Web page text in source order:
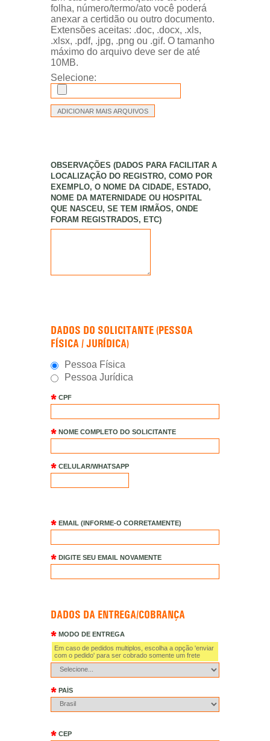
folha, número/termo/ato você poderá
anexar a certidão ou outro documento.
Extensões aceitas: .doc, .docx, .xls,
.xlsx, .pdf, .jpg, .png ou .gif. O tamanho
máximo do arquivo deve ser de até
10MB.
Selecione:
OBSERVAÇÕES (DADOS PARA FACILITAR A
LOCALIZAÇÃO DO REGISTRO, COMO POR
EXEMPLO, O NOME DA CIDADE, ESTADO,
NOME DA MATERNIDADE OU HOSPITAL
QUE NASCEU, SE TEM IRMÃOS, ONDE
FORAM REGISTRADOS, ETC)
DADOS DO SOLICITANTE (PESSOA
FÍSICA / JURÍDICA)
Pessoa Física
Pessoa Jurídica
CPF
NOME COMPLETO DO SOLICITANTE
CELULAR/WHATSAPP
EMAIL (INFORME-O CORRETAMENTE)
DIGITE SEU EMAIL NOVAMENTE
DADOS DA ENTREGA/COBRANÇA
MODO DE ENTREGA
Em caso de pedidos multiplos, escolha a opção 'enviar
com o pedido' para ser cobrado somente um frete
PAÍS
CEP